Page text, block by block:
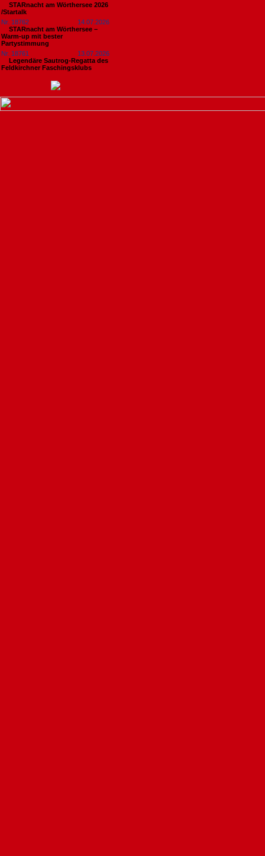
STARnacht am Wörthersee 2026
/Startalk
Nr. 18762
14.07.2026
STARnacht am Wörthersee –
Warm-up mit bester
Partystimmung
Nr. 18761
13.07.2026
Legendäre Sautrog-Regatta des
Feldkirchner Faschingsklubs